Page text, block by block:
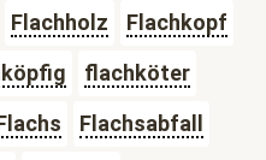
Flachholz
Flachkopf
flachköter
Flachsabfall